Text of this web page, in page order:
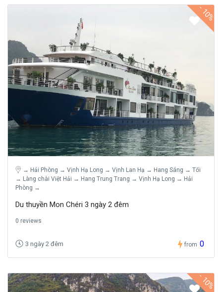
-
10%
→ Hải Phòng → Vịnh Hạ Long → Vịnh Lan Hạ → Hang Sáng → Tối
→ Làng chài Việt Hải → Hang Trung Trang → Vịnh Hạ Long → Hải
Phòng →
Du thuyền Mon Chéri 3 ngày 2 đêm
0 reviews
3 ngày 2 đêm from 0
-
10%